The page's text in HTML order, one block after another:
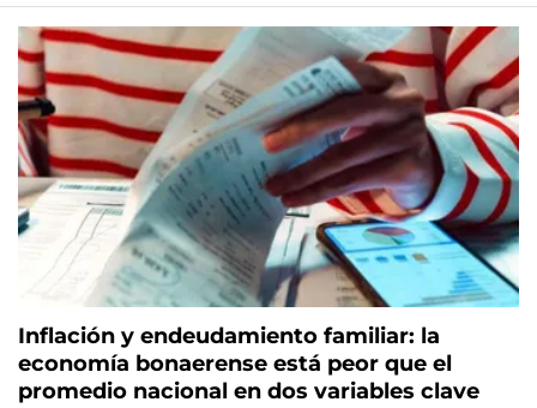
Inflación y endeudamiento familiar: la
economía bonaerense está peor que el
promedio nacional en dos variables clave